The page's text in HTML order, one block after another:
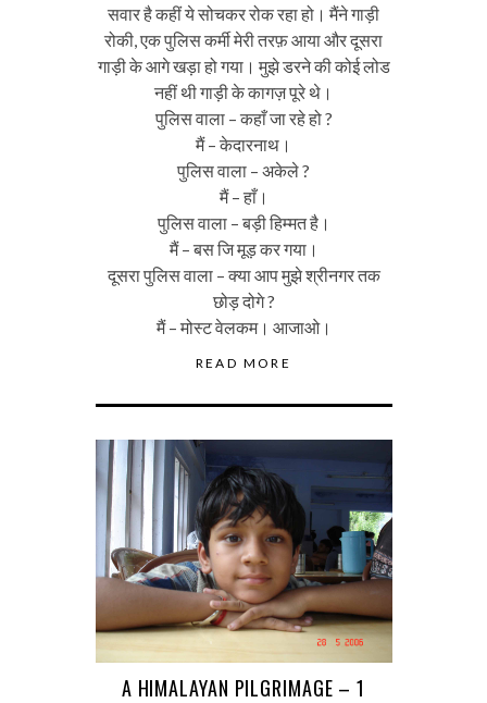
सवार है कहीं ये सोचकर रोक रहा हो। मैंने गाड़ी
रोकी, एक पुलिस कर्मी मेरी तरफ़ आया और दूसरा
गाड़ी के आगे खड़ा हो गया। मुझे डरने की कोई लोड
नहीं थी गाड़ी के कागज़ पूरे थे।
पुलिस वाला – कहाँ जा रहे हो ?
मैं – केदारनाथ।
पुलिस वाला – अकेले ?
मैं – हाँ।
पुलिस वाला – बड़ी हिम्मत है।
मैं – बस जि मूड़ कर गया।
दूसरा पुलिस वाला – क्या आप मुझे श्रीनगर तक
छोड़ दोगे ?
मैं – मोस्ट वेलकम। आजाओ।
READ MORE
A HIMALAYAN PILGRIMAGE – 1